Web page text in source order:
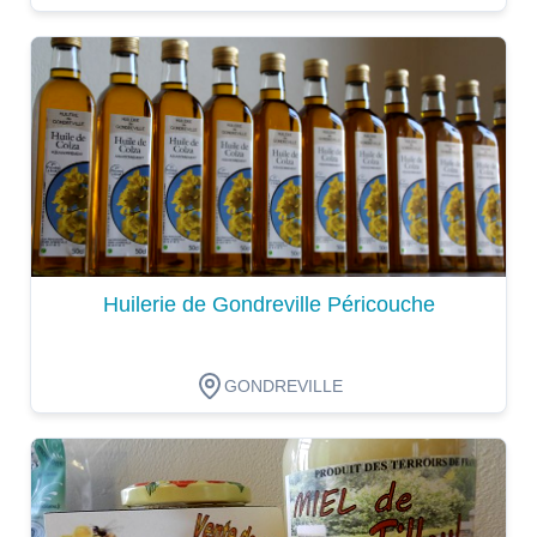
Dégustation
Huilerie de Gondreville Péricouche
GONDREVILLE
Dégustation